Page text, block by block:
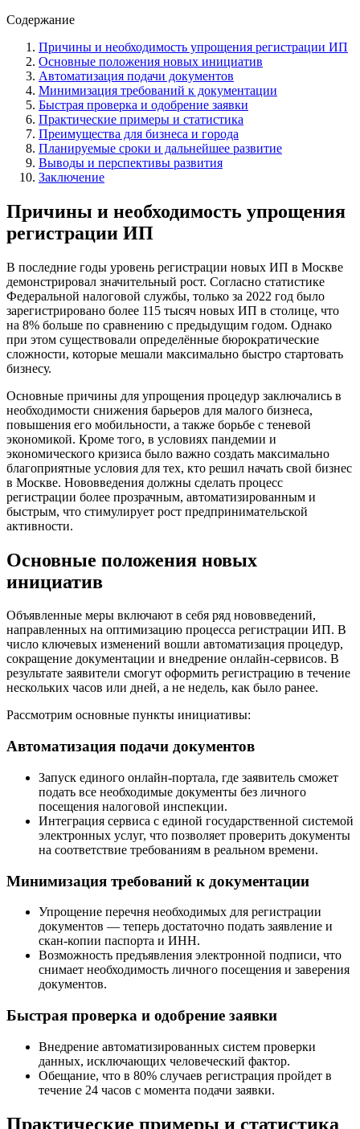
Содержание
Причины и необходимость упрощения регистрации ИП
Основные положения новых инициатив
Автоматизация подачи документов
Минимизация требований к документации
Быстрая проверка и одобрение заявки
Практические примеры и статистика
Преимущества для бизнеса и города
Планируемые сроки и дальнейшее развитие
Выводы и перспективы развития
Заключение
Причины и необходимость упрощения
регистрации ИП
В последние годы уровень регистрации новых ИП в Москве
демонстрировал значительный рост. Согласно статистике
Федеральной налоговой службы, только за 2022 год было
зарегистрировано более 115 тысяч новых ИП в столице, что
на 8% больше по сравнению с предыдущим годом. Однако
при этом существовали определённые бюрократические
сложности, которые мешали максимально быстро стартовать
бизнесу.
Основные причины для упрощения процедур заключались в
необходимости снижения барьеров для малого бизнеса,
повышения его мобильности, а также борьбе с теневой
экономикой. Кроме того, в условиях пандемии и
экономического кризиса было важно создать максимально
благоприятные условия для тех, кто решил начать свой бизнес
в Москве. Нововведения должны сделать процесс
регистрации более прозрачным, автоматизированным и
быстрым, что стимулирует рост предпринимательской
активности.
Основные положения новых
инициатив
Объявленные меры включают в себя ряд нововведений,
направленных на оптимизацию процесса регистрации ИП. В
число ключевых изменений вошли автоматизация процедур,
сокращение документации и внедрение онлайн-сервисов. В
результате заявители смогут оформить регистрацию в течение
нескольких часов или дней, а не недель, как было ранее.
Рассмотрим основные пункты инициативы:
Автоматизация подачи документов
Запуск единого онлайн-портала, где заявитель сможет
подать все необходимые документы без личного
посещения налоговой инспекции.
Интеграция сервиса с единой государственной системой
электронных услуг, что позволяет проверить документы
на соответствие требованиям в реальном времени.
Минимизация требований к документации
Упрощение перечня необходимых для регистрации
документов — теперь достаточно подать заявление и
скан-копии паспорта и ИНН.
Возможность предъявления электронной подписи, что
снимает необходимость личного посещения и заверения
документов.
Быстрая проверка и одобрение заявки
Внедрение автоматизированных систем проверки
данных, исключающих человеческий фактор.
Обещание, что в 80% случаев регистрация пройдет в
течение 24 часов с момента подачи заявки.
Практические примеры и статистика